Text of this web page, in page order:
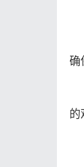
确
的